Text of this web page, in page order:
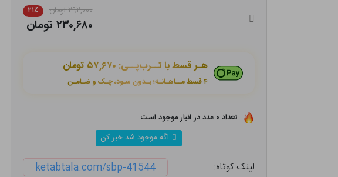
۲۹۲,۰۰۰ تومان ۲۱٪
۲۳۰,۶۸۰ تومان
هـر قسط با تــرب‌پــی: ۵۷,۶۷۰ تومان
۴ قسط مــاهـانـه؛ بـدون سـود، چـک و ضـامـن
تعداد ۰ عدد در انبار موجود است
اگه موجود شد خبر کن
لینک کوتاه: ketabtala.com/sbp-41544